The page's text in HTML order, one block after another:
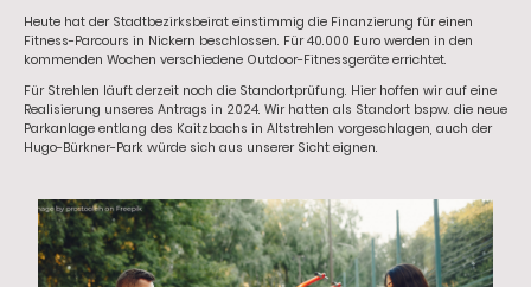
Heute hat der Stadtbezirksbeirat einstimmig die Finanzierung für einen
Fitness-Parcours in Nickern beschlossen. Für 40.000 Euro werden in den
kommenden Wochen verschiedene Outdoor-Fitnessgeräte errichtet.
Für Strehlen läuft derzeit noch die Standortprüfung. Hier hoffen wir auf eine
Realisierung unseres Antrags in 2024. Wir hatten als Standort bspw. die neue
Parkanlage entlang des Kaitzbachs in Altstrehlen vorgeschlagen, auch der
Hugo-Bürkner-Park würde sich aus unserer Sicht eignen.